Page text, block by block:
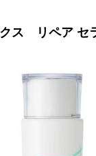
ス リペア セ